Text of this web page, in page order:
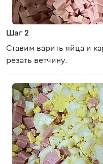
Шаг 2
Ставим варить яйца и
резать ветчину.